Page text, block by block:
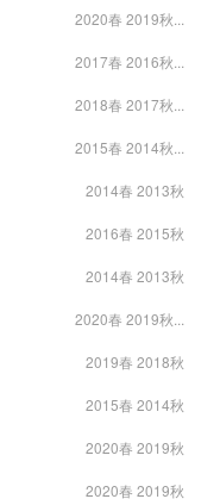
2020春 2019秋...
2017春 2016秋...
2018春 2017秋...
2015春 2014秋...
2014春 2013秋
2016春 2015秋
2014春 2013秋
2020春 2019秋...
2019春 2018秋
2015春 2014秋
2020春 2019秋
2020春 2019秋